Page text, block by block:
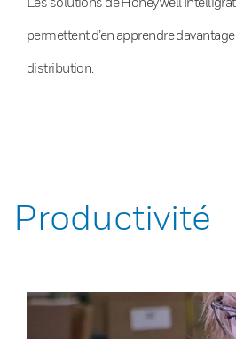
permettent d’en apprendre
distribution.
Productivité